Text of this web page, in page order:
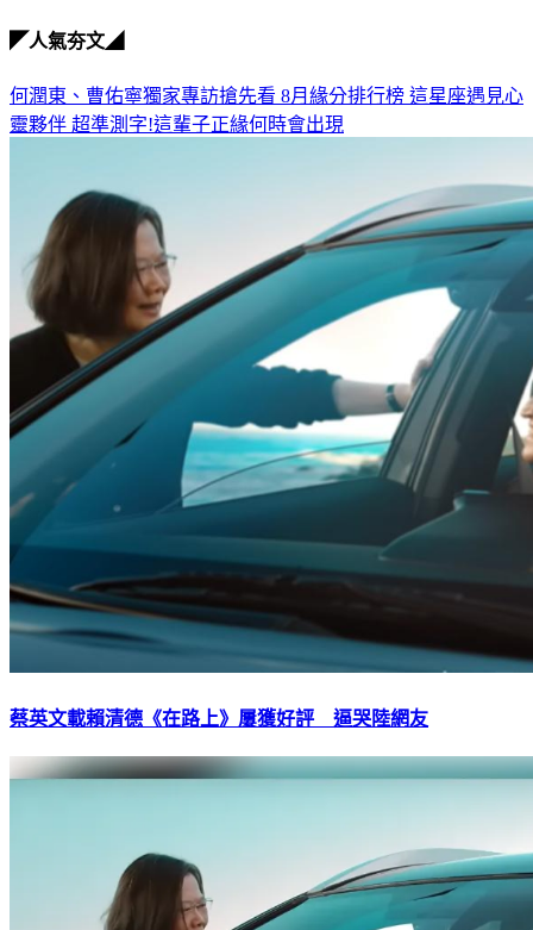
◤人氣夯文◢
何潤東、曹佑寧獨家專訪搶先看 8月緣分排行榜 這星座遇見心
靈夥伴 超準測字!這輩子正緣何時會出現
蔡英文載賴清德《在路上》屢獲好評 逼哭陸網友